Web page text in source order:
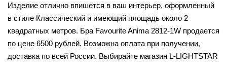
Изделие отлично впишется в ваш интерьер, оформленный
в стиле Классический и имеющий площадь около 2
квадратных метров. Бра Favourite Anima 2812-1W продается
по цене 6500 рублей. Возможна оплата при получении,
доставка по всей России. Выбирайте магазин L-LIGHTSTAR